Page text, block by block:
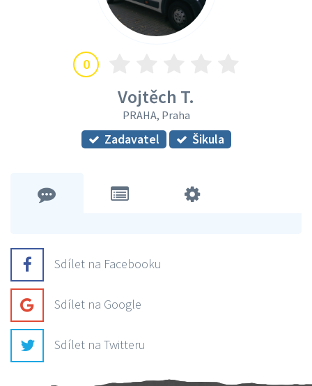
0
Vojtěch T.
PRAHA, Praha
Zadavatel Šikula
Sdílet na Facebooku
Sdílet na Google
Sdílet na Twitteru